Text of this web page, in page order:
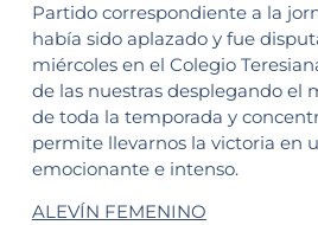
Partido correspondiente a la
había sido aplazado y fue
miércoles en el Colegio
de las nuestras desplegando el
de toda la temporada y
permite llevarnos la victoria en
emocionante e intenso.
ALEVÍN FEMENINO